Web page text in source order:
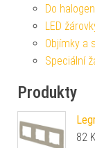
Do
LED
Objímky a
Speciální
Produkty
82